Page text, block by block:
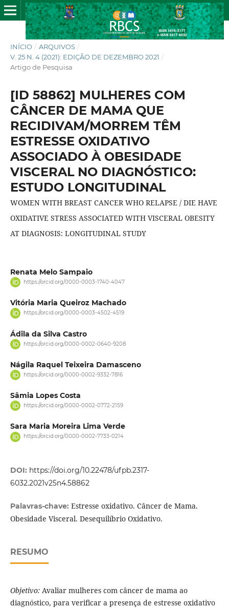
INÍCIO / ARQUIVOS /
V. 25 N. 4 (2021): EDIÇÃO DE DEZEMBRO 2021 /
Artigo de Pesquisa
[ID 58862] MULHERES COM
CÂNCER DE MAMA QUE
RECIDIVAM/MORREM TÊM
ESTRESSE OXIDATIVO
ASSOCIADO À OBESIDADE
VISCERAL NO DIAGNÓSTICO:
ESTUDO LONGITUDINAL
WOMEN WITH BREAST CANCER WHO RELAPSE / DIE HAVE
OXIDATIVE STRESS ASSOCIATED WITH VISCERAL OBESITY
AT DIAGNOSIS: LONGITUDINAL STUDY
Renata Melo Sampaio
https://orcid.org/0000-0003-1740-4047
Vitória Maria Queiroz Machado
https://orcid.org/0000-0003-4502-4519
Ádila da Silva Castro
https://orcid.org/0000-0002-0640-9208
Nágila Raquel Teixeira Damasceno
https://orcid.org/0000-0002-9332-7816
Sâmia Lopes Costa
https://orcid.org/0000-0002-0772-2159
Sara Maria Moreira Lima Verde
https://orcid.org/0000-0002-7733-0214
DOI: https://doi.org/10.22478/ufpb.2317-
6032.2021v25n4.58862
Palavras-chave: Estresse oxidativo. Câncer de Mama.
Obesidade Visceral. Desequilíbrio Oxidativo.
RESUMO
Objetivo:Avaliar mulheres com câncer de mama ao
diagnóstico, para verificar a presença de estresse oxidativo